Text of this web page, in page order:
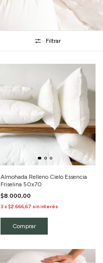
Filtrar
Almohada Relleno Cielo Essencia
Friselina 50x70
$8.000,00
3 x$2.666,67 sin interés